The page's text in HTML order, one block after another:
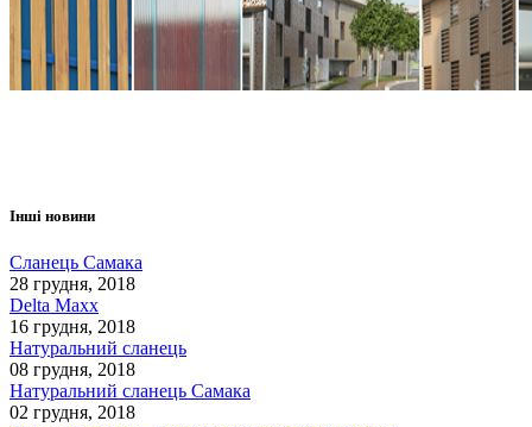
Інші новини
Сланець Самака
28 грудня, 2018
Delta Maxx
16 грудня, 2018
Натуральний сланець
08 грудня, 2018
Натуральний сланець Самака
02 грудня, 2018